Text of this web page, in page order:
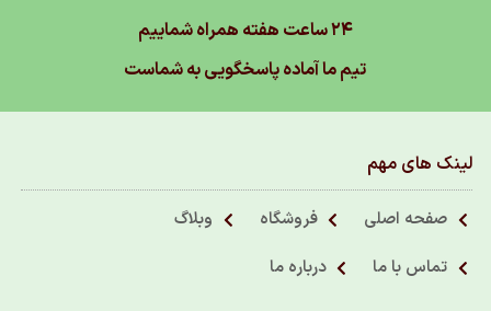
۲۴ ساعت هفته همراه شماییم
تیم ما آماده پاسخگویی به شماست
لینک های مهم
صفحه اصلی فروشگاه
وبلاگ
تماس با ما
درباره ما